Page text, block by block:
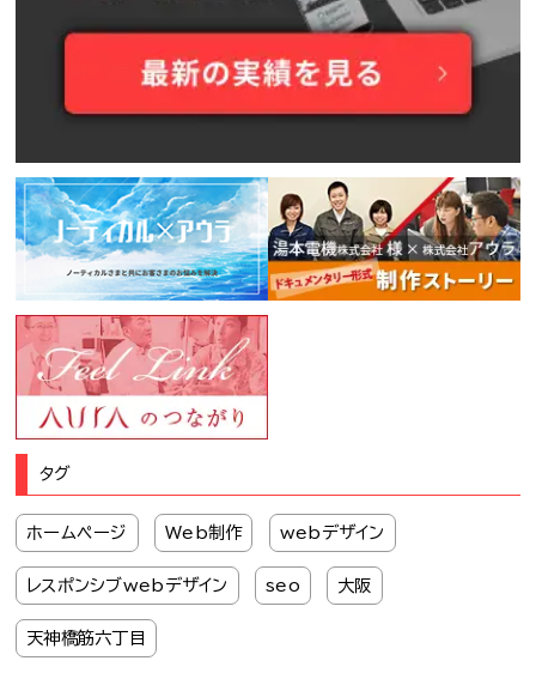
タグ
ホームページ Web制作 webデザイン
レスポンシブwebデザイン seo 大阪
天神橋筋六丁目